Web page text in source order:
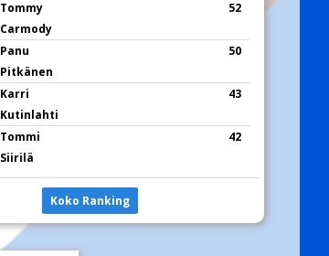
Tommy
Carmody
52
Panu
Pitkänen
50
Karri
Kutinlahti
43
Tommi
Siirilä
42
Koko Ranking